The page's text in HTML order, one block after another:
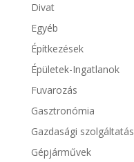
Divat
Egyéb
Építkezések
Épületek-Ingatlanok
Fuvarozás
Gasztronómia
Gazdasági szolgáltatás
Gépjárművek